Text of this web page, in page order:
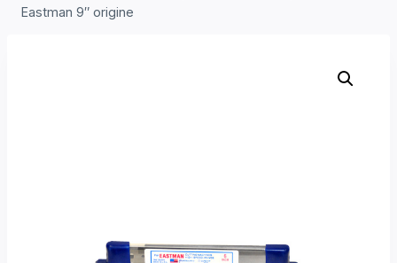
Eastman 9″ origine